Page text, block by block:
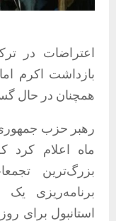
اعتراضات در
بازداشت اکرم
همچنان در حال
ماه اعلام کرد
بزرگ‌ترین
برنامه‌ریزی یک